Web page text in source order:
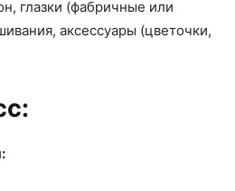
глазки (фабричные или
аксессуары (цветочки,